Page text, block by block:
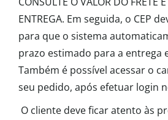
ENTREGA. Em seguida, o CEP
para que o sistema
prazo estimado para a entrega
Também é possível acessar o
seu pedido, após efetuar login
O cliente deve ficar atento às